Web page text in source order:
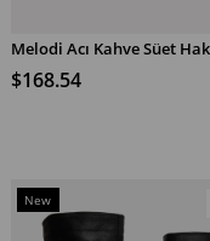
ADD TO CART
$168.54
New
Item